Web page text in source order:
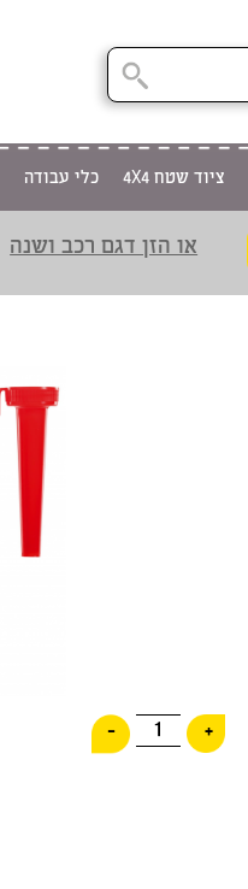
ציוד שטח 4X4 כלי עבודה
או הזן דגם רכב ושנה
+
1
-